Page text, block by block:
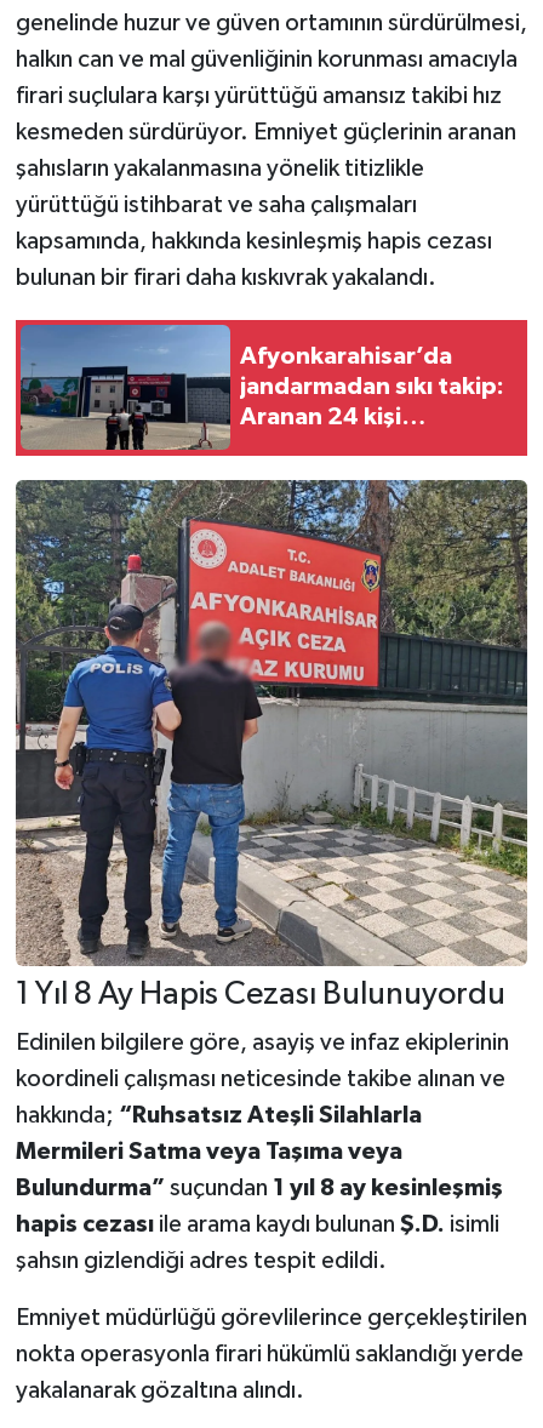
genelinde huzur ve güven ortamının sürdürülmesi,
halkın can ve mal güvenliğinin korunması amacıyla
firari suçlulara karşı yürüttüğü amansız takibi hız
kesmeden sürdürüyor. Emniyet güçlerinin aranan
şahısların yakalanmasına yönelik titizlikle
yürüttüğü istihbarat ve saha çalışmaları
kapsamında, hakkında kesinleşmiş hapis cezası
bulunan bir firari daha kıskıvrak yakalandı.
Afyonkarahisar’da
jandarmadan sıkı takip:
Aranan 24 kişi
tutuklandı
1 Yıl 8 Ay Hapis Cezası Bulunuyordu
Edinilen bilgilere göre, asayiş ve infaz ekiplerinin
koordineli çalışması neticesinde takibe alınan ve
hakkında; “Ruhsatsız Ateşli Silahlarla
Mermileri Satma veya Taşıma veya
Bulundurma” suçundan 1 yıl 8 ay kesinleşmiş
hapis cezasıile arama kaydı bulunan Ş.D. isimli
şahsın gizlendiği adres tespit edildi.
Emniyet müdürlüğü görevlilerince gerçekleştirilen
nokta operasyonla firari hükümlü saklandığı yerde
yakalanarak gözaltına alındı.